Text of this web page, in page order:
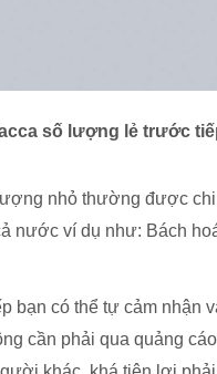
số lượng lẻ trước
nhỏ thường được
nước ví dụ như: Bách
bạn có thể tự cảm nhận
cần phải qua quảng